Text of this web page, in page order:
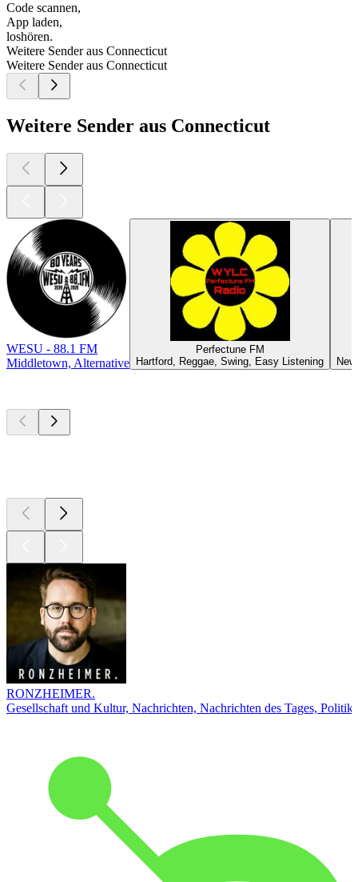
Code scannen,
App laden,
loshören.
Weitere Sender aus Connecticut
Weitere Sender aus Connecticut
Weitere Sender aus Connecticut
WESU - 88.1 FM
Middletown, Alternative
Perfectune FM
Hartford, Reggae, Swing, Easy Listening
RONZHEIMER.
Gesellschaft und Kultur, Nachrichten, Nachrichten des Tages, Politik